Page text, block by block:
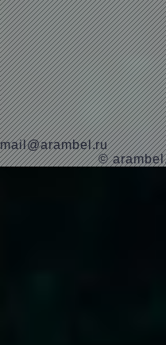
mail@arambel.ru
©